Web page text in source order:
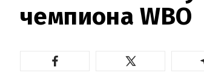
чемпиона WBO